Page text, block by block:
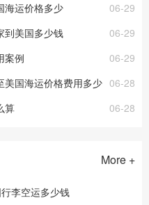
06-29
海运价格多少
06-29
到美国多少钱
06-29
案例
06-28
美国海运价格费用多少
06-28
算
More +
李空运多少钱